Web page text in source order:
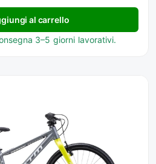
al carrello
3–5 giorni lavorativi.